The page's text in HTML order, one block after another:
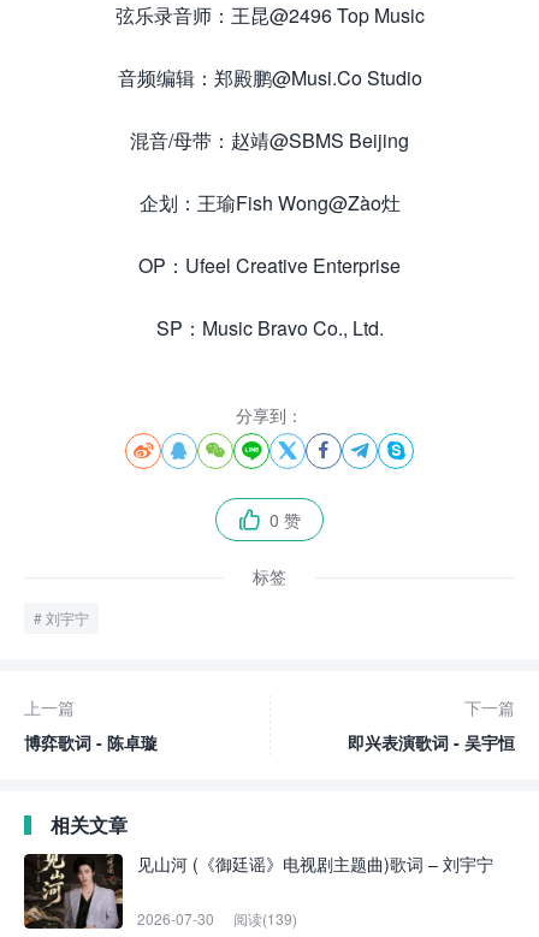
弦乐录音师：王昆@2496 Top Music
音频编辑：郑殿鹏@Musi.Co Studio
混音/母带：赵靖@SBMS Beijing
企划：王瑜Fish Wong@Zào灶
OP：Ufeel Creative Enterprise
SP：Music Bravo Co., Ltd.
分享到：
       
 0 赞
标签
刘宇宁
上一篇
博弈歌词 - 陈卓璇
下一篇
即兴表演歌词 - 吴宇恒
相关文章
见山河 (《御廷谣》电视剧主题曲)歌词 – 刘宇宁
2026-07-30 阅读(139)